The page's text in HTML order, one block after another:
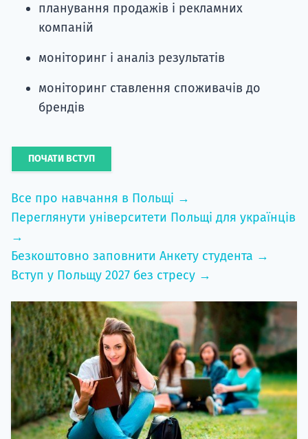
планування продажів і рекламних
компаній
моніторинг і аналіз результатів
моніторинг ставлення споживачів до
брендів
ПОЧАТИ ВСТУП
Все про навчання в Польщі →
Переглянути університети Польщі для українців
→
Безкоштовно заповнити Анкету студента →
Вступ у Польщу 2027 без стресу →